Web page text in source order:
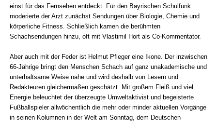
einst für das Fernsehen entdeckt. Für den Bayrischen Schulfunk
moderierte der Arzt zunächst Sendungen über Biologie, Chemie und
körperliche Fitness. Schließlich kamen die berühmten
Schachsendungen hinzu, oft mit Vlastimil Hort als Co-Kommentator.
Aber auch mit der Feder ist Helmut Pfleger eine Ikone. Der inzwischen
66-Jährige bringt den Menschen Schach auf ganz unakademische und
unterhaltsame Weise nahe und wird deshalb von Lesern und
Redakteuren gleichermaßen geschätzt. Mit großem Fleiß und viel
Energie beleuchtet der überzeugte Umweltaktivist und begeisterte
Fußballspieler allwöchentlich die mehr oder minder aktuellen Vorgänge
in seinen Kolumnen in der Welt am Sonntag, dem Deutschen